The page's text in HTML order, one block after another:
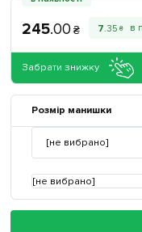
245.00 ₴ 7.35 ₴
Забрати знижку
Розмір манишки
[не вибрано]